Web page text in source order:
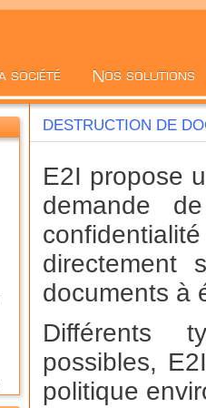
DESTRUCTION DE
E2I propose
demande
directement
documents à
Différents
possibles,
politique